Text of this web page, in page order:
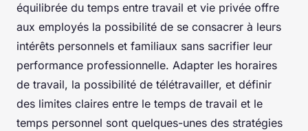
équilibrée du temps entre travail et vie privée offre
aux employés la possibilité de se consacrer à leurs
intérêts personnels et familiaux sans sacrifier leur
performance professionnelle. Adapter les horaires
de travail, la possibilité de télétravailler, et définir
des limites claires entre le temps de travail et le
temps personnel sont quelques-unes des stratégies